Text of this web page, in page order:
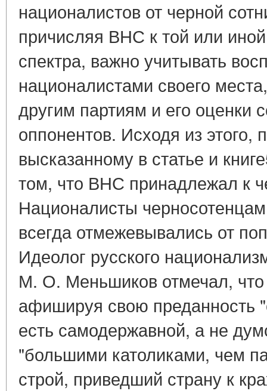
националистов от черной
причисляя ВНС к той или иной
спектра, важно учитывать
националистами своего
другим партиям и его оценки
оппонентов. Исходя из этого,
высказанному в статье и
том, что ВНС принадлежал к
Националисты
всегда отмежевывались от
Идеолог русского
М. О. Меньшиков отмечал,
афишируя свою преданность
есть самодержавной, а не
"большими католиками, чем
строй, приведший страну к